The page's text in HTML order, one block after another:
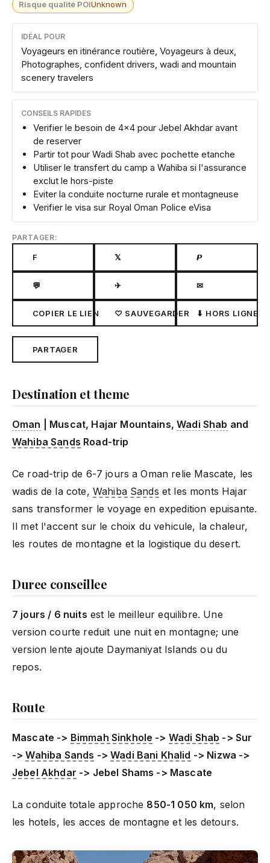
Risque qualité POIUnknown
IDÉAL POUR
Voyageurs en itinérance routière, Voyageurs à deux,
Photographes, confident drivers, wadi and mountain
scenery travelers
CONSEILS RAPIDES
Verifier le besoin de 4x4 pour Jebel Akhdar avant
de reserver
Partir tot pour Wadi Shab avec pochette etanche
Utiliser le transfert du camp a Wahiba si l'assurance
exclut le hors-piste
Eviter la conduite nocturne rurale et montagneuse
Verifier le visa sur Royal Oman Police eVisa
PARTAGER:
F 𝕏 𝙋
💬 ✈ ✉
COPIER LE LIEN ♡ SAUVEGARDER ⬇ HORS LIGNE
PARTAGER
Destination et theme
Oman | Muscat, Hajar Mountains,Wadi Shab and
Wahiba Sands Road-trip
Ce road-trip de 6-7 jours a Oman relie Mascate, les
wadis de la cote, Wahiba Sands et les monts Hajar
sans transformer le voyage en expedition epuisante.
Il met l'accent sur le choix du vehicule, la chaleur,
les routes de montagne et la logistique du desert.
Duree conseillee
7 jours / 6 nuits est le meilleur equilibre. Une
version courte reduit une nuit en montagne; une
version lente ajoute Daymaniyat Islands ou du
repos.
Route
Mascate -> Bimmah Sinkhole -> Wadi Shab -> Sur
->Wahiba Sands ->Wadi Bani Khalid -> Nizwa ->
Jebel Akhdar -> Jebel Shams -> Mascate
La conduite totale approche 850-1 050 km, selon
les hotels, les acces de montagne et les detours.